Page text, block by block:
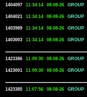
1404097
11:34:14 08-08-26 GROUP
1404021
11:34:14 08-08-26 GROUP
1403989
11:34:14 08-08-26 GROUP
1403003
11:34:14 08-08-26 GROUP
1423386 11:09:30 08-08-26 GROUP
1423001
11:09:30 08-08-26 GROUP
1423385 11:07:56 08-08-26 GROUP